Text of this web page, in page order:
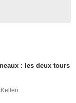
: les deux tours